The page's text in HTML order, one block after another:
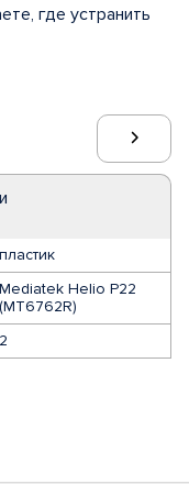
пластик
Mediatek Helio P22
(MT6762R)
2
где устранить